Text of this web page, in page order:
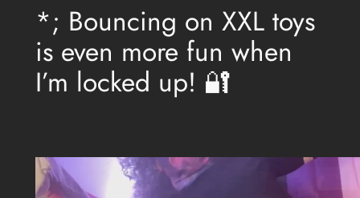
*; Bouncing on XXL toys
is even more fun when
I’m locked up! 🔐